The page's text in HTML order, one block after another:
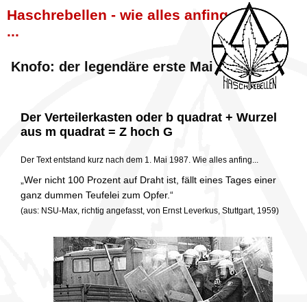
Haschrebellen - wie alles anfing
...
Knofo: der legendäre erste Mai 1987
Der Verteilerkasten oder b quadrat + Wurzel
aus m quadrat = Z hoch G
Der Text entstand kurz nach dem 1. Mai 1987. Wie alles anfing...
„Wer nicht 100 Prozent auf Draht ist, fällt eines Tages einer
ganz dummen Teufelei zum Opfer.“
(aus: NSU-Max, richtig angefasst, von Ernst Leverkus, Stuttgart, 1959)